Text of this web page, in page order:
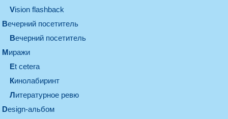
Vision flashback
вечерний посетитель
вечерний посетитель
миражи
et cetera
кинолабиринт
литературное ревю
design-альбом